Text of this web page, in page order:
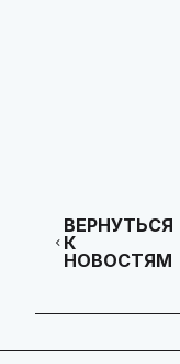
ВЕРНУТЬСЯ
К
НОВОСТЯМ